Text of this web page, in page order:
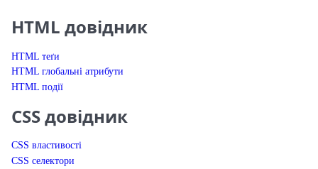
HTML довідник
HTML теґи
HTML глобальні атрибути
HTML події
CSS довідник
CSS властивості
CSS селектори